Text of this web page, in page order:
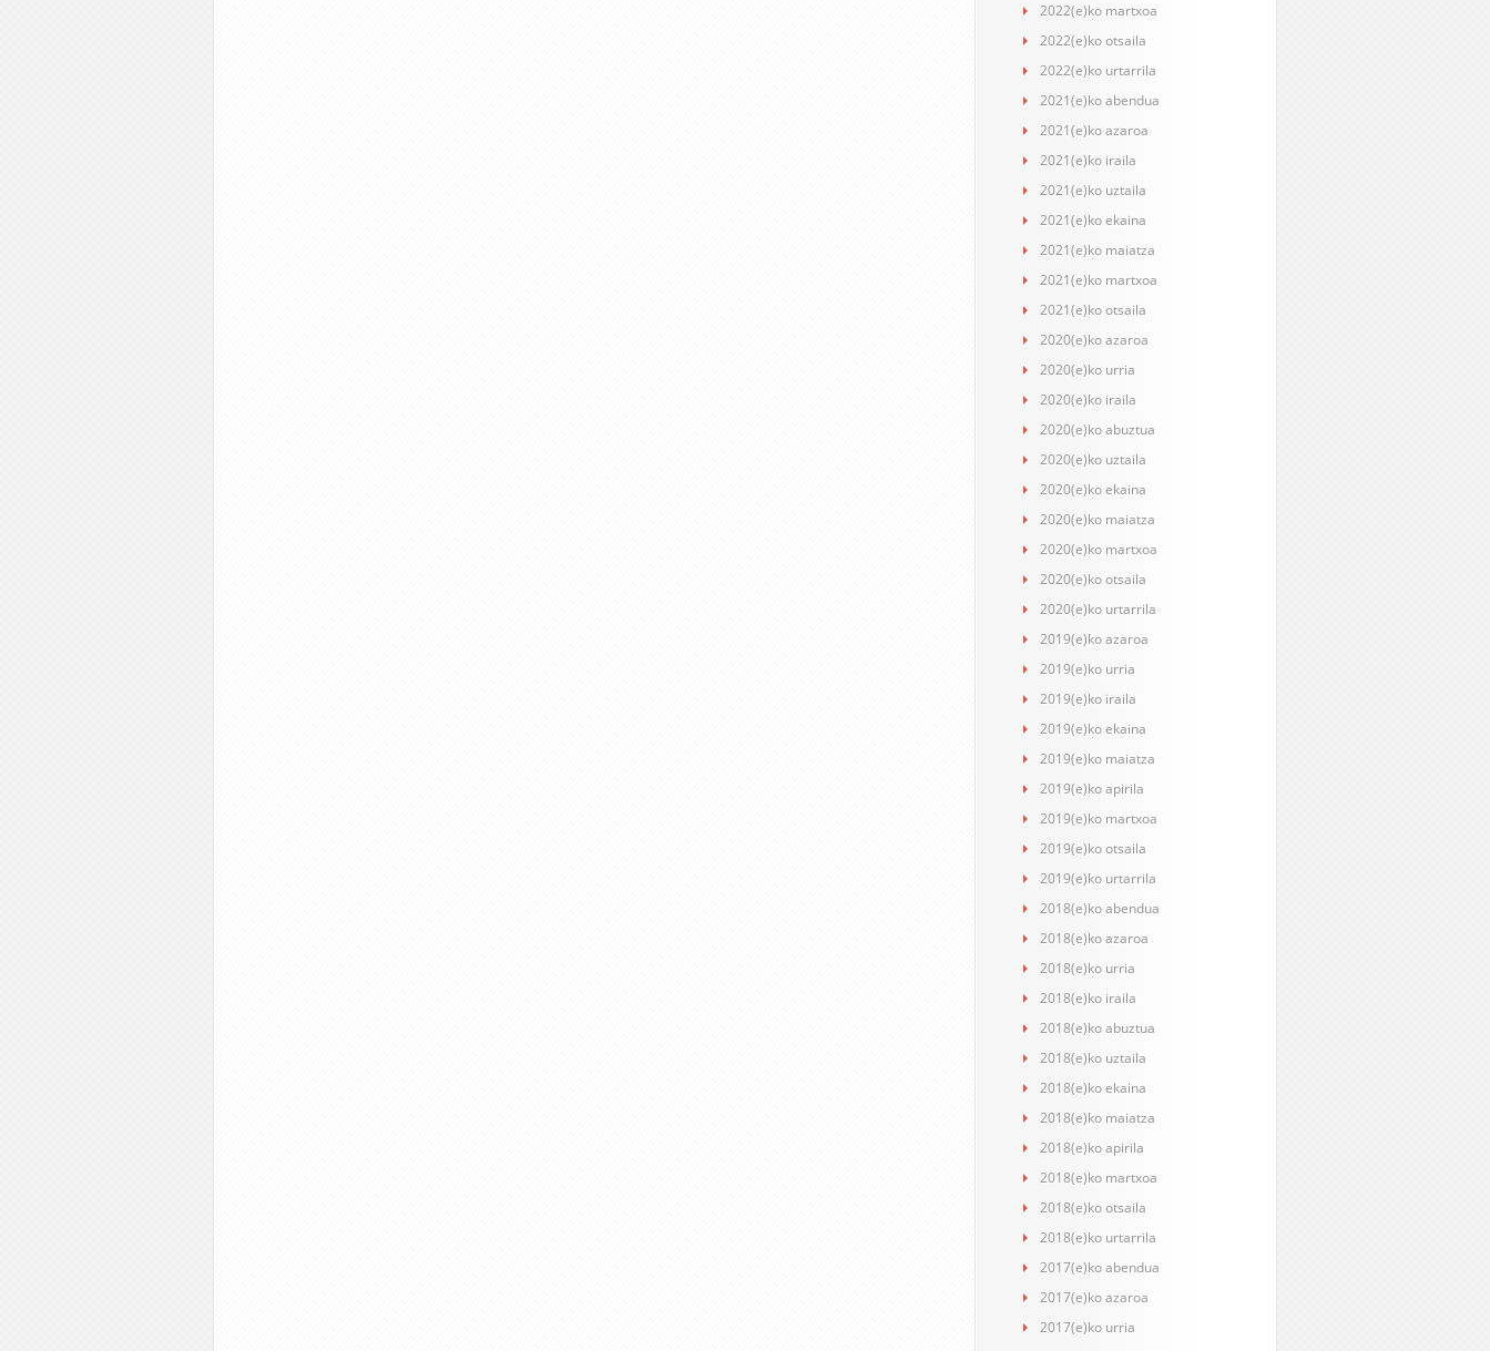
2022(e)ko martxoa
2022(e)ko otsaila
2022(e)ko urtarrila
2021(e)ko abendua
2021(e)ko azaroa
2021(e)ko iraila
2021(e)ko uztaila
2021(e)ko ekaina
2021(e)ko maiatza
2021(e)ko martxoa
2021(e)ko otsaila
2020(e)ko azaroa
2020(e)ko urria
2020(e)ko iraila
2020(e)ko abuztua
2020(e)ko uztaila
2020(e)ko ekaina
2020(e)ko maiatza
2020(e)ko martxoa
2020(e)ko otsaila
2020(e)ko urtarrila
2019(e)ko azaroa
2019(e)ko urria
2019(e)ko iraila
2019(e)ko ekaina
2019(e)ko maiatza
2019(e)ko apirila
2019(e)ko martxoa
2019(e)ko otsaila
2019(e)ko urtarrila
2018(e)ko abendua
2018(e)ko azaroa
2018(e)ko urria
2018(e)ko iraila
2018(e)ko abuztua
2018(e)ko uztaila
2018(e)ko ekaina
2018(e)ko maiatza
2018(e)ko apirila
2018(e)ko martxoa
2018(e)ko otsaila
2018(e)ko urtarrila
2017(e)ko abendua
2017(e)ko azaroa
2017(e)ko urria